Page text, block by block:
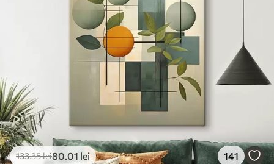
133.35lei80.01 lei 141